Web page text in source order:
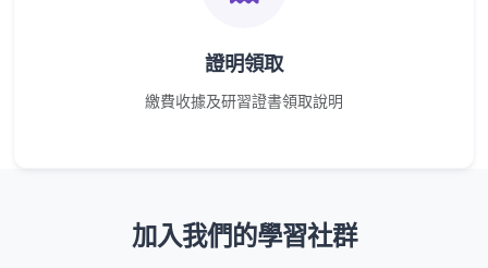
證明領取
繳費收據及研習證書領取說明
加入我們的學習社群